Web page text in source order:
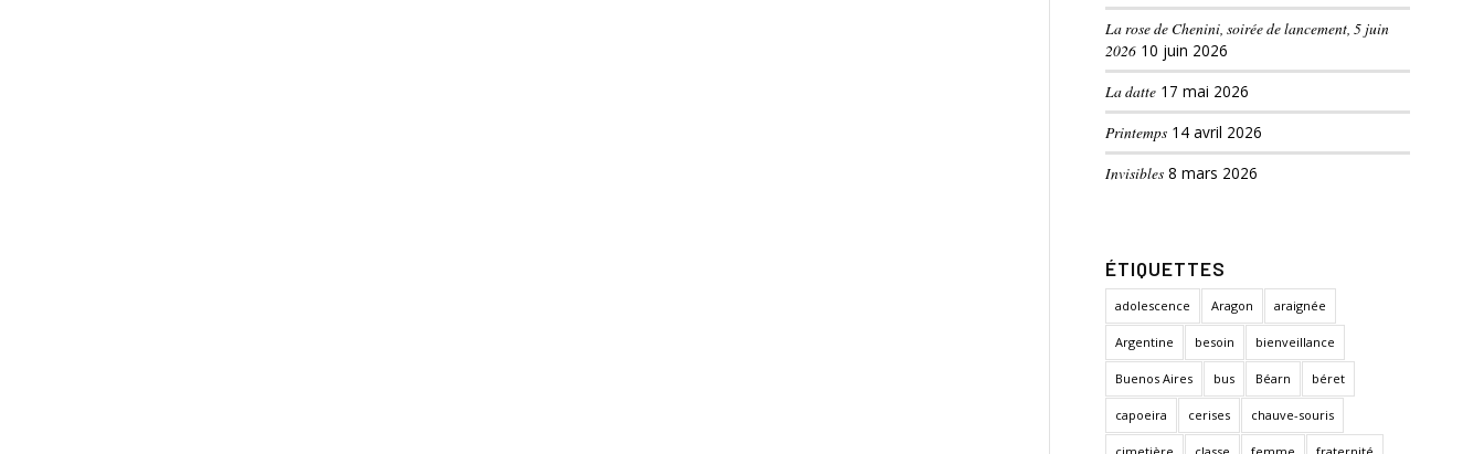
La rose de Chenini, soirée de lancement, 5 juin
2026 10 juin 2026
La datte 17 mai 2026
Printemps 14 avril 2026
Invisibles 8 mars 2026
ÉTIQUETTES
adolescence Aragon araignée
Argentine besoin bienveillance
Buenos Aires bus Béarn béret
capoeira cerises chauve-souris